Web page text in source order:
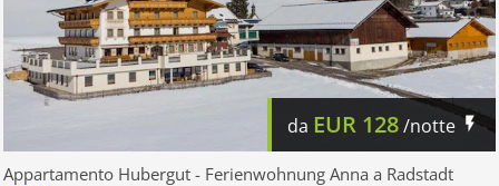
da EUR 128/notte
Appartamento Hubergut - Ferienwohnung Anna a Radstadt